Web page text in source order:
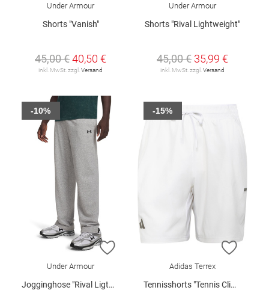
Under Armour
Shorts "Vanish"
45,00 €40,50 €
inkl. MwSt. zzgl. Versand
Under Armour
Shorts "Rival Lightweight"
45,00 € 35,99 €
inkl. MwSt. zzgl. Versand
ZUR WUNSCHLISTE HINZUFÜGEN
Under Armour
Jogginghose "Rival Ligtweight"
-10%
ZUR
Adidas Terrex
Tennisshorts "Tennis Climacool"
-15%